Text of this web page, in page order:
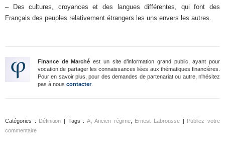
– Des cultures, croyances et des langues différentes, qui font des
Français des peuples relativement étrangers les uns envers les autres.
Finance de Marché est un site d’information grand public, ayant pour
vocation de partager les connaissances liées aux thématiques financières.
Pour en savoir plus, pour des demandes de partenariat ou autre, n'hésitez
pas à nous contacter.
Catégories : Définition | Tags :A Ancien régime, Ernest Labrousse| Publiez votre
commentaire